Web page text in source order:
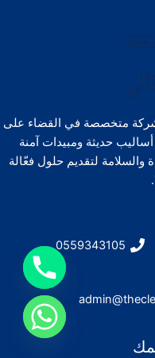
متخصصة في القضاء على
حديثة ومبيدات آمنة
والسلامة لتقديم حلول فعّالة
0559343105